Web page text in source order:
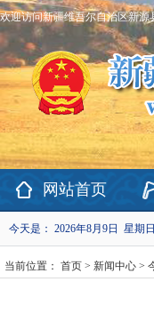
欢迎访问新疆维吾尔自治区新源
网站首页
今天是： 2026年8月9日 星期日
当前位置： 首页 > 新闻中心 >